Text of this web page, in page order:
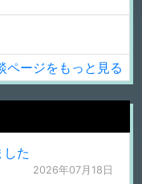
ページをもっと見る
た
2026年07月18日